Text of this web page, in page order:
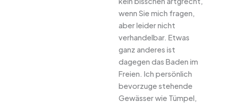
wenn Sie mich fragen,
aber leider nicht
verhandelbar. Etwas
ganz anderes ist
dagegen das Baden im
Freien. Ich persönlich
bevorzuge stehende
Gewässer wie Tümpel,